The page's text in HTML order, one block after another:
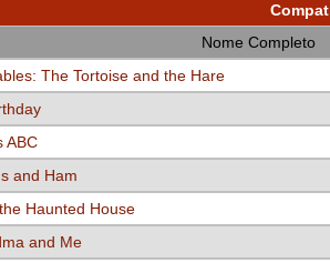
Nome Completo
The Tortoise and the Hare
ABC
and Ham
Haunted House
and Me